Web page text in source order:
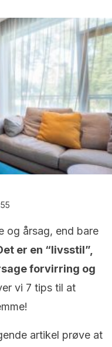
og årsag, end bare
er en “livsstil”,
forvirring og
vi 7 tips til at
artikel prøve at